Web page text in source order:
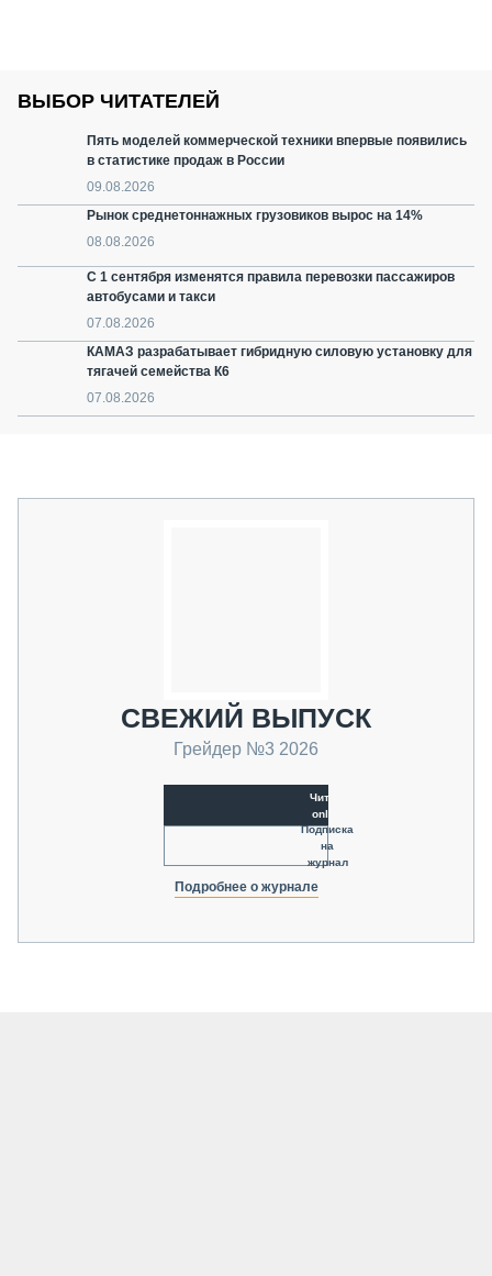
ВЫБОР ЧИТАТЕЛЕЙ
Пять моделей коммерческой техники впервые появились
в статистике продаж в России
09.08.2026
Рынок среднетоннажных грузовиков вырос на 14%
08.08.2026
С 1 сентября изменятся правила перевозки пассажиров
автобусами и такси
07.08.2026
КАМАЗ разрабатывает гибридную силовую установку для
тягачей семейства К6
07.08.2026
СВЕЖИЙ ВЫПУСК
Грейдер №3 2026
Читать
online
Подписка
на
журнал
Подробнее о журнале